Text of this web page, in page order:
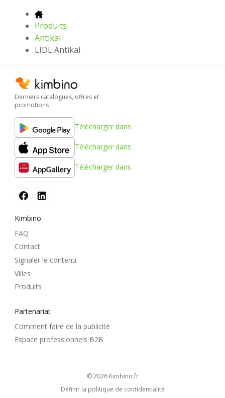
Produits
Antikal
LIDL Antikal
Derniers catalogues, offres et
promotions
Télécharger dans
Télécharger dans
Télécharger dans
Kimbino
FAQ
Contact
Signaler le contenu
Villes
Produits
Partenariat
Comment faire de la publicité
Espace professionnels B2B
© 2026 kimbino.fr
Définir la politique de confidentialité